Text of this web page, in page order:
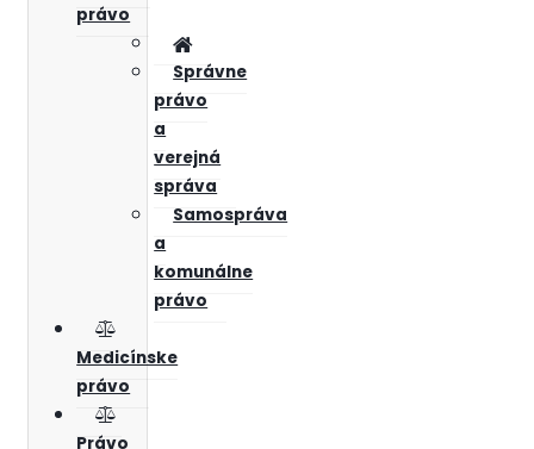
právo
Správne
právo
a
verejná
správa
Samospráva
a
komunálne
právo
Medicínske
právo
Právo